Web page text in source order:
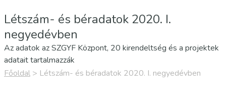
Létszám- és béradatok 2020. I.
negyedévben
Az adatok az SZGYF Központ, 20 kirendeltség és a projektek
adatait tartalmazzák
Főoldal > Létszám- és béradatok 2020. I. negyedévben